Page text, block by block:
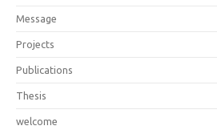
Message
Projects
Publications
Thesis
welcome